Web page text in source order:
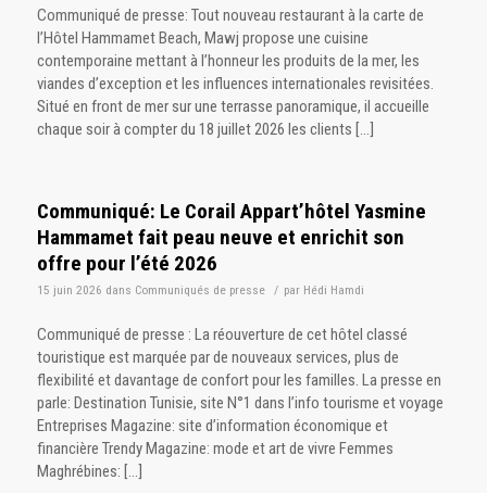
Communiqué de presse: Tout nouveau restaurant à la carte de
l’Hôtel Hammamet Beach, Mawj propose une cuisine
contemporaine mettant à l’honneur les produits de la mer, les
viandes d’exception et les influences internationales revisitées.
Situé en front de mer sur une terrasse panoramique, il accueille
chaque soir à compter du 18 juillet 2026 les clients […]
Communiqué: Le Corail Appart’hôtel Yasmine
Hammamet fait peau neuve et enrichit son
offre pour l’été 2026
15 juin 2026 dans Communiqués de presse / par Hédi Hamdi
Communiqué de presse : La réouverture de cet hôtel classé
touristique est marquée par de nouveaux services, plus de
flexibilité et davantage de confort pour les familles. La presse en
parle: Destination Tunisie, site N°1 dans l’info tourisme et voyage
Entreprises Magazine: site d’information économique et
financière Trendy Magazine: mode et art de vivre Femmes
Maghrébines: […]